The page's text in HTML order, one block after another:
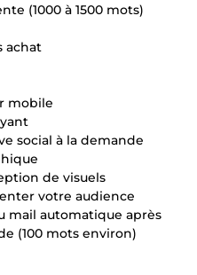
(1000 à 1500 mots)
achat
mobile
social à la demande
de visuels
votre audience
mail automatique après
(100 mots environ)